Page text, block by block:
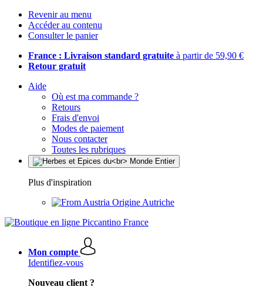
Revenir au menu
Accéder au contenu
Consulter le panier
France : Livraison standard gratuite à partir de 59,90 €
Retour gratuit
Aide
Où est ma commande ?
Retours
Frais d'envoi
Modes de paiement
Nous contacter
Toutes les rubriques
Plus d'inspiration
Origine Autriche
Mon compte
Identifiez-vous
Nouveau client ?